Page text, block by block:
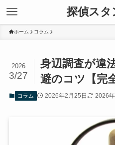
探偵スタ
ホーム コラム
身辺調査が違
避のコツ【完
2026
3/27
コラム 2026年2月25日 2026